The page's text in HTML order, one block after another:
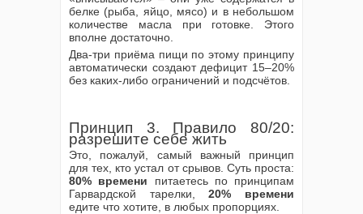
белке (рыба, яйцо, мясо) и в небольшом
количестве масла при готовке. Этого
вполне достаточно.
Два-три приёма пищи по этому принципу
автоматически создают дефицит 15–20%
без каких-либо ограничений и подсчётов.
Принцип 3. Правило 80/20:
разрешите себе жить
Это, пожалуй, самый важный принцип
для тех, кто устал от срывов. Суть проста:
80% времени питаетесь по принципам
Гарвардской тарелки,20% времени
едите что хотите, в любых пропорциях.